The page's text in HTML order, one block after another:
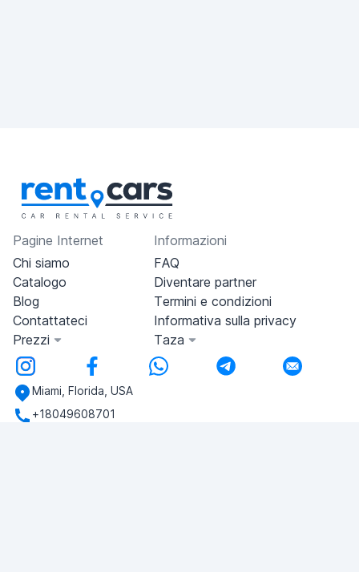
Pagine Internet
Chi siamo
Catalogo
Blog
Contattateci
Prezzi
Informazioni
FAQ
Diventare partner
Termini e condizioni
Informativa sulla privacy
Taza
Miami, Florida, USA
+18049608701